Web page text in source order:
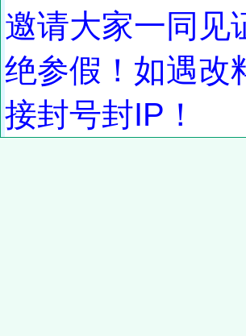
邀请大家一同见
绝参假！如遇改
接封号封IP！